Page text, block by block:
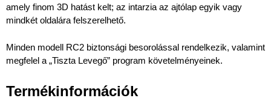
amely finom 3D hatást kelt; az intarzia az ajtólap egyik vagy
mindkét oldalára felszerelhető.
Minden modell RC2 biztonsági besorolással rendelkezik, valamint
megfelel a „Tiszta Levegő” program követelményeinek.
Termékinformációk